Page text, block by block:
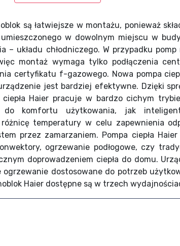
są łatwiejsze w montażu, ponieważ
w dowolnym miejscu w
– układu chłodniczego. W przypadku
montaż wymaga tylko podłączenia
certyfikatu f-gazowego. Nowa pompa
jest bardziej efektywne. Dzięki
ciepła Haier pracuje w bardzo cichym
do komfortu użytkowania, jak
temperatury w celu zapewnienia
przez zamarzaniem. Pompa ciepła
ogrzewanie podłogowe, czy
doprowadzeniem ciepła do domu.
dostosowane do potrzeb
Haier dostępne są w trzech